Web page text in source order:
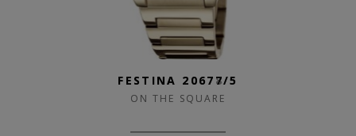
FESTINA 20677/5
ON THE SQUARE